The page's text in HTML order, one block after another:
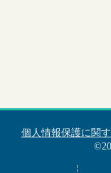
個人情報保護に関